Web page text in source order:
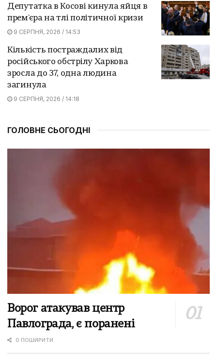
Депутатка в Косові кинула яйця в
прем'єра на тлі політичної кризи
9 СЕРПНЯ, 2026 / 14:53
Кількість постраждалих від
російського обстрілу Харкова
зросла до 37, одна людина
загинула
9 СЕРПНЯ, 2026 / 14:18
ГОЛОВНЕ СЬОГОДНІ
Ворог атакував центр
Павлограда, є поранені
0 ПОШИРИТИ